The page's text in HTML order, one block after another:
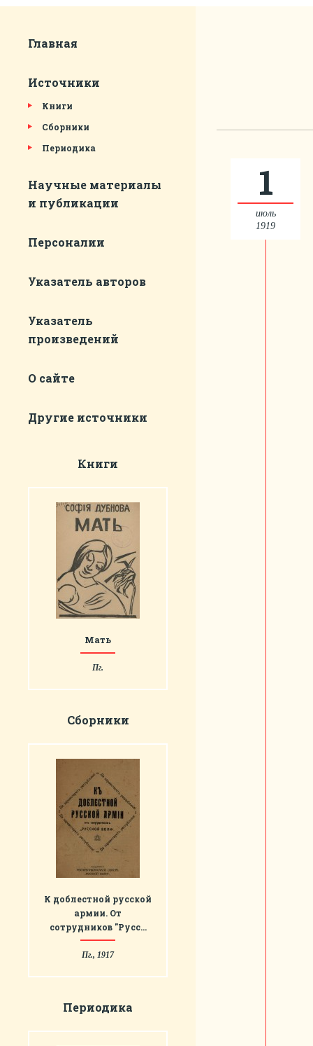
Главная
Источники
Книги
Сборники
Периодика
Научные материалы
и публикации
Персоналии
Указатель авторов
Указатель
произведений
О сайте
Другие источники
Книги
Мать
Пг.
Сборники
К доблестной русской
армии. От
сотрудников "Русс…
Пг., 1917
Периодика
1
июль
1919